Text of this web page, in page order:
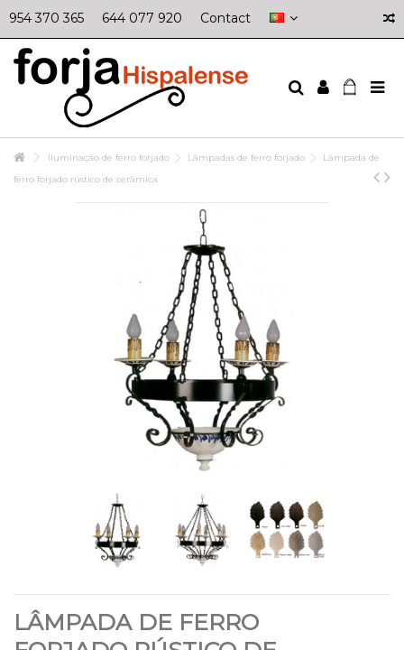
954 370 365 644 077 920 Contact
Iluminação de ferro forjado Lâmpadas de ferro forjado
Lâmpada de
ferro forjado rústico de cerâmica
LÂMPADA DE FERRO